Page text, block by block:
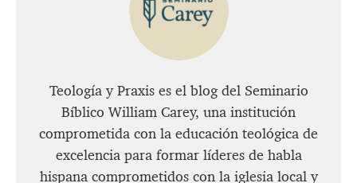
Teología y Praxis es el blog del Seminario
Bíblico William Carey, una institución
comprometida con la educación teológica de
excelencia para formar líderes de habla
hispana comprometidos con la iglesia local y